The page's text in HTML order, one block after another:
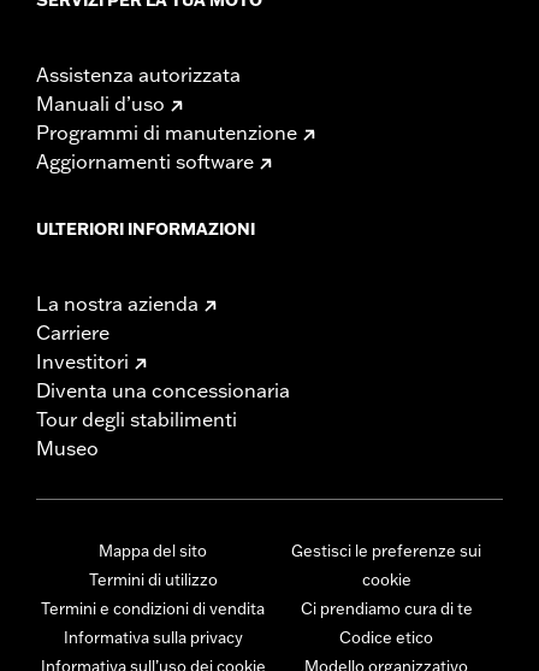
Assistenza autorizzata
Manuali d’uso
Programmi di manutenzione
Aggiornamenti software
ULTERIORI INFORMAZIONI
La nostra azienda
Carriere
Investitori
Diventa una concessionaria
Tour degli stabilimenti
Museo
Mappa del sito
Termini di utilizzo
Termini e condizioni di vendita
Informativa sulla privacy
Informativa sull’uso dei cookie
Gestisci le preferenze sui
cookie
Ci prendiamo cura di te
Codice etico
Modello organizzativo